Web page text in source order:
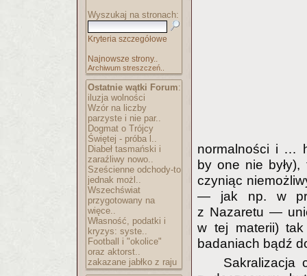
Wyszukaj na stronach:
Kryteria szczegółowe
Najnowsze strony..
Archiwum streszczeń..
Ostatnie wątki Forum:
iluzja wolności
Wzór na liczby
parzyste i nie par..
Dogmat o Trójcy
Świętej - próba l..
Diabeł tasmański i
zaraźliwy nowo..
Sześcienne odchody-to
jednak możl..
Wszechświat
przygotowany na
więce..
Własność, podatki i
kryzys: syste..
Football i "okolice"
oraz aktorst..
zakazane jabłko z raju
normalności i …
by one nie były),
czyniąc
— jak np. w
z Nazaretu —
w tej materii)
badaniach bądź
Sakralizacja